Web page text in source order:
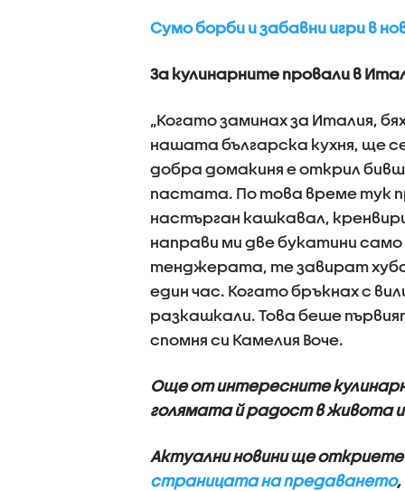
Сумо борби и забавни игри в
За кулинарните провали в
„Когато заминах за Италия,
нашата българска кухня, ще
добра домакиня е открил
пастата. По това време тук
настърган кашкавал,
направи ми две букатини
тенджерата, те завират
един час. Когато бръкнах с
разкашкали. Това беше
спомня си Камелия Воче.
Още от интересните
голямата й радост в живота
Актуални новини ще
страницата на предаването,